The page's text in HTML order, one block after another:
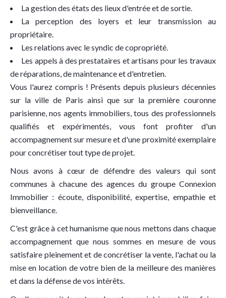
La gestion des états des lieux d'entrée et de sortie.
La perception des loyers et leur transmission au
propriétaire.
Les relations avec le syndic de copropriété.
Les appels à des prestataires et artisans pour les travaux
de réparations, de maintenance et d'entretien.
Vous l'aurez compris ! Présents depuis plusieurs décennies
sur la ville de Paris ainsi que sur la première couronne
parisienne, nos agents immobiliers, tous des professionnels
qualifiés et expérimentés, vous font profiter d'un
accompagnement sur mesure et d'une proximité exemplaire
pour concrétiser tout type de projet.
Nous avons à cœur de défendre des valeurs qui sont
communes à chacune des agences du groupe Connexion
Immobilier : écoute, disponibilité, expertise, empathie et
bienveillance.
C'est grâce à cet humanisme que nous mettons dans chaque
accompagnement que nous sommes en mesure de vous
satisfaire pleinement et de concrétiser la vente, l'achat ou la
mise en location de votre bien de la meilleure des manières
et dans la défense de vos intérêts.